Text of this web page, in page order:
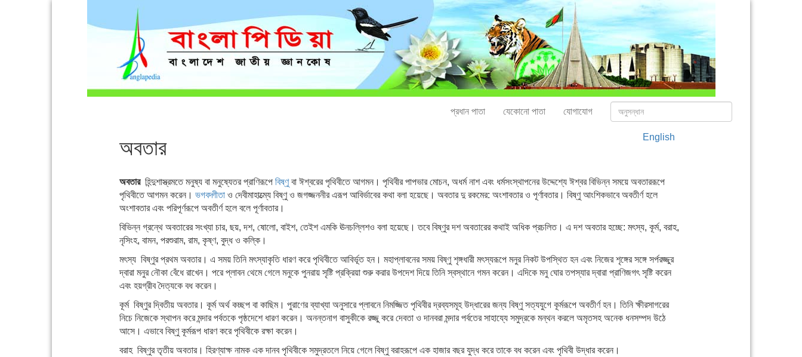
প্রধান পাতা যেকোনো পাতা যোগাযোগ
অবতার English
অবতারহিন্দুশাস্ত্রমতে মনুষ্য বা মনুষ্যেতর প্রাণিরূপে বিষ্ণুবা ঈশ্বরের পৃথিবীতে আগমন। পৃথিবীর পাপভার মোচন, অধর্ম নাশ এবং ধর্মসংস্থাপনের উদ্দেশ্যে ঈশ্বর বিভিন্ন সময়ে অবতাররূপে
পৃথিবীতে আগমন করেন। ভগবদ্গীতাও দেবীমাহাত্ম্যে বিষ্ণু ও জগজ্জননীর এরূপ আবির্ভাবের কথা বলা হয়েছে। অবতার দু রকমের: অংশাবতার ও পূর্ণাবতার। বিষ্ণু আংশিকভাবে অবতীর্ণ হলে
অংশাবতার এবং পরিপূর্ণরূপে অবতীর্ণ হলে বলে পূর্ণাবতার।
বিভিন্ন গ্রন্থে অবতারের সংখ্যা চার, ছয়, দশ, ষোলো, বাইশ, তেইশ এমকি ঊনচল্লিশও বলা হয়েছে। তবে বিষ্ণুর দশ অবতারের কথাই অধিক প্রচলিত। এ দশ অবতার হচ্ছে: মৎস্য, কূর্ম, বরাহ,
নৃসিংহ, বামন, পরশুরাম, রাম, কৃষ্ণ, বুদ্ধ ও কল্কি।
মৎস্য বিষ্ণুর প্রথম অবতার। এ সময় তিনি মৎস্যাকৃতি ধারণ করে পৃথিবীতে আবির্ভূত হন। মহাপ্লাবনের সময় বিষ্ণু শৃঙ্গধারী মৎস্যরূপে মনুর নিকট উপস্থিত হন এবং নিজের শৃঙ্গের সঙ্গে সর্পরজ্জুর
দ্বারা মনুর নৌকা বেঁধে রাখেন। পরে প্লাবন থেমে গেলে মনুকে পুনরায় সৃষ্টি প্রক্রিয়া শুরু করার উপদেশ দিয়ে তিনি স্বস্থানে গমন করেন। এদিকে মনু ঘোর তপস্যার দ্বারা প্রাণিজগৎ সৃষ্টি করেন
এবং হয়গ্রীব দৈত্যকে বধ করেন।
কূর্ম বিষ্ণুর দ্বিতীয় অবতার। কূর্ম অর্থ কচ্ছপ বা কাছিম। পুরাণের ব্যাখ্যা অনুসারে প্লাবনে নিমজ্জিত পৃথিবীর দ্রব্যসমূহ উদ্ধারের জন্য বিষ্ণু সত্যযুগে কূর্মরূপে অবতীর্ণ হন। তিনি ক্ষীরসাগরের
নিচে নিজেকে স্থাপন করে মন্দার পর্বতকে পৃষ্ঠদেশে ধারণ করেন। অনন্তনাগ বাসুকীকে রজ্জু করে দেবতা ও দানবরা মন্দার পর্বতের সাহায্যে সমুদ্রকে মন্থন করলে অমৃতসহ অনেক ধনসম্পদ উঠে
আসে। এভাবে বিষ্ণু কূর্মরূপ ধারণ করে পৃথিবীকে রক্ষা করেন।
বরাহ বিষ্ণুর তৃতীয় অবতার। হিরণ্যাক্ষ নামক এক দানব পৃথিবীকে সমুদ্রতলে নিয়ে গেলে বিষ্ণু বরাহরূপে এক হাজার বছর যুদ্ধ করে তাকে বধ করেন এবং পৃথিবী উদ্ধার করেন।